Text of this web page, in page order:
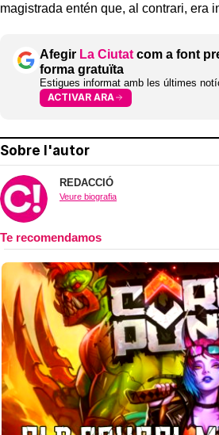
magistrada entén que, al contrari, era
Afegir La Ciutat com a font
forma gratuïta
Estigues informat amb les últimes
ACTIVAR ARA
Sobre l'autor
REDACCIÓ
Veure biografia